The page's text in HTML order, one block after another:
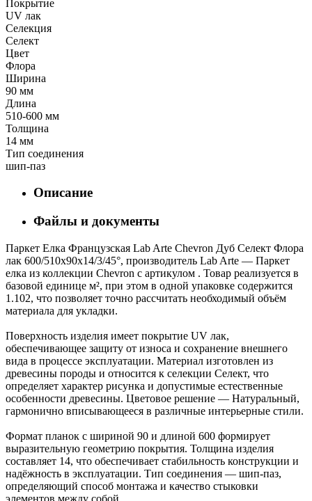
Покрытие
UV лак
Селекция
Селект
Цвет
Флора
Ширина
90 мм
Длина
510-600 мм
Толщина
14 мм
Тип соединения
шип-паз
Описание
Файлы и документы
Паркет Елка Французская Lab Arte Chevron Дуб Селект Флора
лак 600/510х90х14/3/45°, производитель Lab Arte — Паркет
елка из коллекции Chevron с артикулом . Товар реализуется в
базовой единице м², при этом в одной упаковке содержится
1.102, что позволяет точно рассчитать необходимый объём
материала для укладки.
Поверхность изделия имеет покрытие UV лак,
обеспечивающее защиту от износа и сохранение внешнего
вида в процессе эксплуатации. Материал изготовлен из
древесины породы и относится к селекции Селект, что
определяет характер рисунка и допустимые естественные
особенности древесины. Цветовое решение — Натуральный,
гармонично вписывающееся в различные интерьерные стили.
Формат планок с шириной 90 и длиной 600 формирует
выразительную геометрию покрытия. Толщина изделия
составляет 14, что обеспечивает стабильность конструкции и
надёжность в эксплуатации. Тип соединения — шип-паз,
определяющий способ монтажа и качество стыковки
элементов между собой.